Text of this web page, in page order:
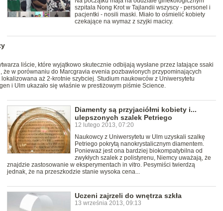
szpitala Nong Krot w Tajlandii wszyscy - personel i
pacjentki - nosili maski. Miało to ośmielić kobiety
czekające na wymaz z szyjki macicy.
liście, które wyjątkowo skutecznie odbijają wysłane przez latające ssaki
że w porównaniu do Marcgravia evenia pozbawionych przypominających
aż 2-krotnie szybciej. Studium naukowców z Uniwersytetu
i Ulm ukazało się właśnie w prestiżowym piśmie Science.
Diamenty są przyjaciółmi kobiety i...
ulepszonych szalek Petriego
12 lutego 2013, 07:20
Naukowcy z Uniwersytetu w Ulm uzyskali szalkę
Petriego pokrytą nanokrystalicznym diamentem.
Ponieważ jest ona bardziej biokompatybilna od
zwykłych szalek z polistyrenu, Niemcy uważają, że
znajdzie zastosowanie w eksperymentach in vitro. Pesymiści twierdzą
jednak, że na przeszkodzie stanie wysoka cena...
Uczeni zajrzeli do wnętrza szkła
13 września 2013, 09:13